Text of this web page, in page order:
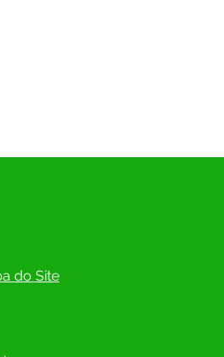
do Site